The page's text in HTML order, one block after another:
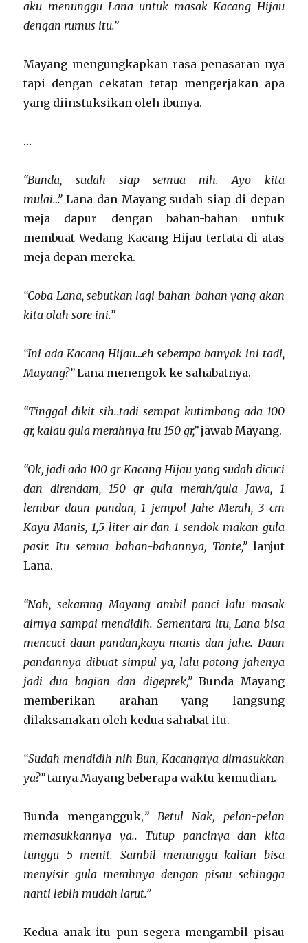
aku menunggu Lana untuk masak Kacang Hijau
dengan rumus itu.”
Mayang mengungkapkan rasa penasaran nya
tapi dengan cekatan tetap mengerjakan apa
yang diinstuksikan oleh ibunya.
…
“Bunda, sudah siap semua nih. Ayo kita
mulai…”Lana dan Mayang sudah siap di depan
meja dapur dengan bahan-bahan untuk
membuat Wedang Kacang Hijau tertata di atas
meja depan mereka.
“Coba Lana, sebutkan lagi bahan-bahan yang akan
kita olah sore ini.”
“Ini ada Kacang Hijau…eh seberapa banyak ini tadi,
Mayang?”Lana menengok ke sahabatnya.
“Tinggal dikit sih..tadi sempat kutimbang ada 100
gr, kalau gula merahnya itu 150 gr,”jawab Mayang.
“Ok, jadi ada 100 gr Kacang Hijau yang sudah dicuci
dan direndam, 150 gr gula merah/gula Jawa, 1
lembar daun pandan, 1 jempol Jahe Merah, 3 cm
Kayu Manis, 1,5 liter air dan 1 sendok makan gula
pasir. Itu semua bahan-bahannya, Tante,” lanjut
Lana.
“Nah, sekarang Mayang ambil panci lalu masak
airnya sampai mendidih. Sementara itu, Lana bisa
mencuci daun pandan,kayu manis dan jahe. Daun
pandannya dibuat simpul ya, lalu potong jahenya
jadi dua bagian dan digeprek,” Bunda Mayang
memberikan arahan yang langsung
dilaksanakan oleh kedua sahabat itu.
“Sudah mendidih nih Bun, Kacangnya dimasukkan
ya?”tanya Mayang beberapa waktu kemudian.
Bunda mengangguk,” Betul Nak, pelan-pelan
memasukkannya ya.. Tutup pancinya dan kita
tunggu 5 menit. Sambil menunggu kalian bisa
menyisir gula merahnya dengan pisau sehingga
nanti lebih mudah larut.”
Kedua anak itu pun segera mengambil pisau